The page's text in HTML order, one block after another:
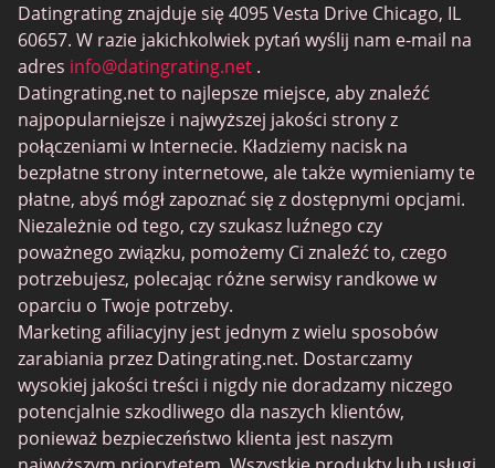
MeetMindful
Randki BDSM
BBPeopleMeet
Witryny Sugar Daddy
JPeopleMeet
Trans Dating
Senior serwisy randkowe
MyLOL
Gejowskie Randki
Randki dla lesbijek
Czarne serwisy randkowe
Datingrating znajduje się 4095 Vesta Drive Chicago, IL
60657. W razie jakichkolwiek pytań wyślij nam e-mail na
adres info@datingrating.net .
Datingrating.net to najlepsze miejsce, aby znaleźć
najpopularniejsze i najwyższej jakości strony z
połączeniami w Internecie. Kładziemy nacisk na
bezpłatne strony internetowe, ale także wymieniamy te
płatne, abyś mógł zapoznać się z dostępnymi opcjami.
Niezależnie od tego, czy szukasz luźnego czy
poważnego związku, pomożemy Ci znaleźć to, czego
potrzebujesz, polecając różne serwisy randkowe w
oparciu o Twoje potrzeby.
Marketing afiliacyjny jest jednym z wielu sposobów
zarabiania przez Datingrating.net. Dostarczamy
wysokiej jakości treści i nigdy nie doradzamy niczego
potencjalnie szkodliwego dla naszych klientów,
ponieważ bezpieczeństwo klienta jest naszym